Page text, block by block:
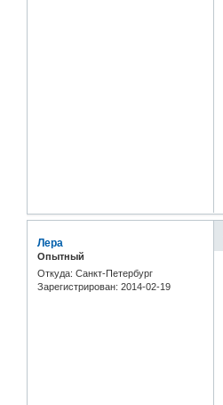
Лера
Опытный
Откуда: Санкт-Петербург
Зарегистрирован: 2014-02-19